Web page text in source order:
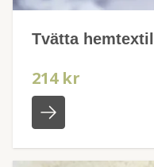
Tvätta hemtextil
214 kr